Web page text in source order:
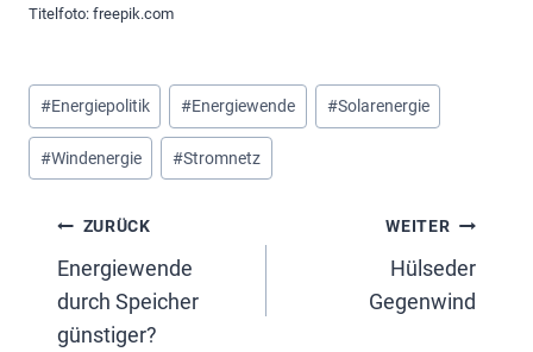
Titelfoto: freepik.com
Schlagworte:
#Energiepolitik #Energiewende #Solarenergie
#Windenergie #Stromnetz
Beitragsnavigation
ZURÜCK
Energiewende
durch Speicher
günstiger?
WEITER
Hülseder
Gegenwind